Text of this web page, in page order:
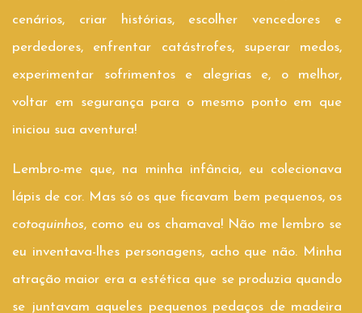
cenários, criar histórias, escolher vencedores e
perdedores, enfrentar catástrofes, superar medos,
experimentar sofrimentos e alegrias e, o melhor,
voltar em segurança para o mesmo ponto em que
iniciou sua aventura!
Lembro-me que, na minha infância, eu colecionava
lápis de cor. Mas só os que ficavam bem pequenos, os
cotoquinhos, como eu os chamava! Não me lembro se
eu inventava-lhes personagens, acho que não. Minha
atração maior era a estética que se produzia quando
se juntavam aqueles pequenos pedaços de madeira